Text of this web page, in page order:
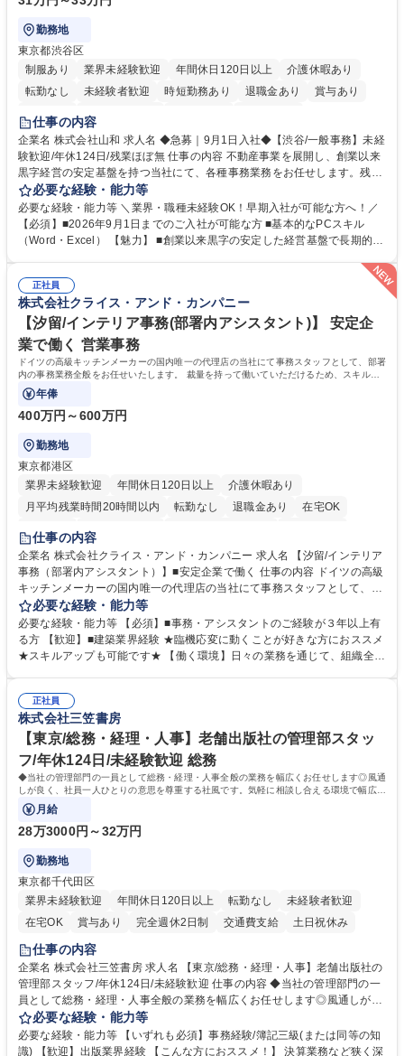
勤務地
東京都渋谷区
制服あり
業界未経験歓迎 年間休日120日以上
介護休暇あり
転勤なし
未経験者歓迎 時短勤務あり 退職金あり
賞与あり
育休あり
完全週休2日制
仕事の内容
企業名 株式会社山和 求人名 ◆急募｜9月1日入社◆【渋谷/一般事務】未経
験歓迎/年休124日/残業ほぼ無 仕事の内容 不動産事業を展開し、創業以来
黒字経営の安定基盤を持つ当社にて、各種事務業務をお任せします。残業
がほぼ発生せず、連続した日程の有給取得が可能なため、WLBを整えたい
方にお勧めの環境です！ 入社後はOJTを通じて丁寧に研修を行いますの
で、事務未経験の方でも安心して臨むことができます。 【業務詳細】■電
話・来客対応 ■物件の鍵や社内の備品管理 ■データ入力や書類作成 ■契約
必要な経験・能力等
必要な経験・能力等 ＼業界・職種未経験OK！早期入社が可能な方へ！／
【必須】■2026年9月1日までのご入社が可能な方 ■基本的なPCスキル
（Word・Excel） 【魅力】 ■創業以来黒字の安定した経営基盤で長期的に
両立が可能 ■有給取得を積極的に推奨、年間10日程度の取得実績 ■1ヶ月
のOJTで業務を習得可能、未経験でもしっかりサポート 学歴・資格 学
歴：大学院 大学 高専 短大 語学力： 資格：
正社員
株式会社クライス・アンド・カンパニー
【汐留/インテリア事務(部署内アシスタント)】 安定企
業で働く 営業事務
ドイツの高級キッチンメーカーの国内唯一の代理店の当社にて事務スタッフとして、部署
内の事務業務全般をお任せいたします。 裁量を持って働いていただけるため、スキルア
ップも可能です。
年俸
400万円～600万円
勤務地
東京都港区
業界未経験歓迎
年間休日120日以上
介護休暇あり
月平均残業時間20時間以内
転勤なし 退職金あり
在宅OK
育休あり
完全週休2日制
駅近5分以内
土日祝休み
仕事の内容
企業名 株式会社クライス・アンド・カンパニー 求人名 【汐留/インテリア
事務（部署内アシスタント）】■安定企業で働く 仕事の内容 ドイツの高級
キッチンメーカーの国内唯一の代理店の当社にて事務スタッフとして、部
署内の事務業務全般をお任せいたします。 裁量を持って働いていただける
ため、スキルアップも可能です。 【部署内の事務業務全般】 ■サンプルの
仕分け・整理 ■電話応対 ■書類作成（会議資料、お客様宛請求書、支払書
類を取りまとめて経理へ提出等） ■ショールームアテンド・運営・予約業
インテリア事務（部署内アシスタント）】■安定企業で働く
必要な経験・能力等
必要な経験・能力等 【必須】■事務・アシスタントのご経験が３年以上有
る方 【歓迎】■建築業界経験 ★臨機応変に動くことが好きな方におススメ
★スキルアップも可能です★ 【働く環境】日々の業務を通じて、組織全体
ームとの協力や新しいアイデアを活かす場もあり、やりがいを感じながら
働けます。 【歓迎】 ■インテリアの業界のご経験が有る方■PCの作業に慣
れている方 学歴・資格 学歴：大学院 大学 高専 短大 専修学校 語学力： 資
格：
正社員
株式会社三笠書房
【東京/総務・経理・人事】老舗出版社の管理部スタッ
フ/年休124日/未経験歓迎 総務
◆当社の管理部門の一員として総務・経理・人事全般の業務を幅広くお任せします◎風通
しが良く、社員一人ひとりの意思を尊重する社風です。気軽に相談し合える環境で幅広い
バックオフィス業務を習得いただきます。
月給
28万3000円～32万円
勤務地
東京都千代田区
業界未経験歓迎
年間休日120日以上 転勤なし
未経験者歓迎
在宅OK
賞与あり 完全週休2日制 交通費支給 土日祝休み
仕事の内容
企業名 株式会社三笠書房 求人名 【東京/総務・経理・人事】老舗出版社の
管理部スタッフ/年休124日/未経験歓迎 仕事の内容 ◆当社の管理部門の一
員として総務・経理・人事全般の業務を幅広くお任せします◎風通しが良
く、社員一人ひとりの意思を尊重する社風です。気軽に相談し合える環境
で幅広いバックオフィス業務を習得いただきます。 具体的には■総務：備
品補充、採用に関するスケジュール調整など■経理；経費精算、入出金管
必要な経験・能力等
必要な経験・能力等 【いずれも必須】事務経験/簿記三級(または同等の知
識) 【歓迎】出版業界経験 【こんな方におススメ！】 決算業務など狭く深